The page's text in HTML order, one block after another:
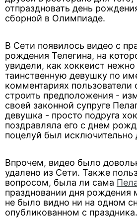
отпраздновать день
сборной в Олимпиаде.
В Сети появилось видео с
рождения Телегина, на
увидели, как хоккеист нежно
таинственную девушку по
комментариях пользователи
строить предположения -
своей законной супруге
девушка - просто подруга
поздравляла его с днем
поцелуй был
Впрочем, видео было
удалено из Сети. Также
вопросом, была ли сама
праздновании дня рождения
не было видно ни на одном
опубликованном с праздника.